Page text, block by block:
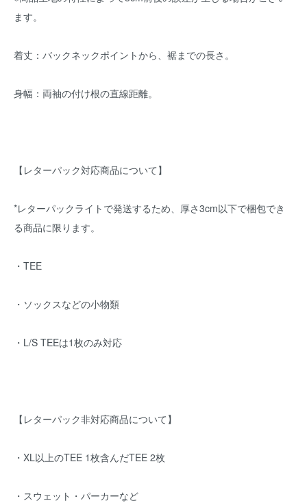
ます。
着丈：バックネックポイントから、裾までの長さ。
身幅：両袖の付け根の直線距離。
【レターパック対応商品について】
*レターパックライトで発送するため、厚さ3cm以下で梱包でき
る商品に限ります。
・TEE
・ソックスなどの小物類
・L/S TEEは1枚のみ対応
【レターパック非対応商品について】
・XL以上のTEE 1枚含んだTEE 2枚
・スウェット・パーカーなど